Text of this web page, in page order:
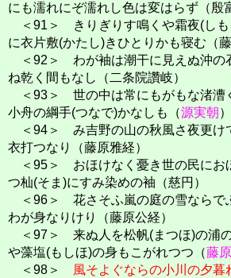
にも濡れにぞ濡れし色は変はらず（殷
＜91＞ きりぎりす鳴くや霜夜(しも
に衣片敷(かたし)きひとりかも寝む（藤
＜92＞ わが袖は潮干に見えぬ沖の
ね乾く間もなし（二条院讚岐）
＜93＞ 世の中は常にもがもな渚漕
小舟の綱手(つなで)かなしも（源実朝）
＜94＞ み吉野の山の秋風さ夜更け
衣打つなり（藤原雅経）
＜95＞ おほけなく憂き世の民にお
つ杣(そま)にすみ染めの袖（慈円）
＜96＞ 花さそふ嵐の庭の雪ならで
わが身なりけり（藤原公経）
＜97＞ 来ぬ人を松帆(まつほ)の浦の
や藻塩(もしほ)の身もこがれつつ（藤
＜98＞
風そよぐならの小川の夕暮